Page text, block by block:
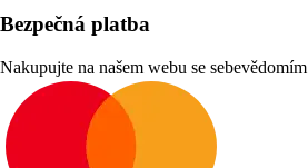
Bezpečná platba
Nakupujte na našem webu se sebevědomím